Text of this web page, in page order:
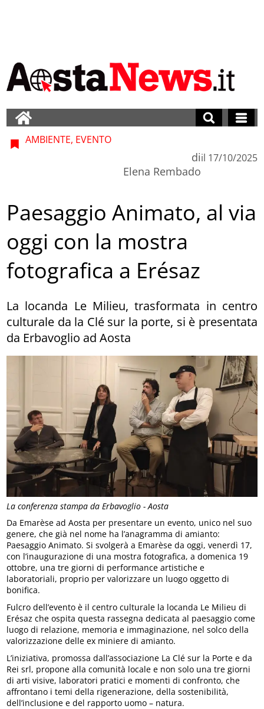
La conferenza stampa da Erbavoglio - Aosta
AMBIENTE, EVENTO
di
Elena Rembado
il 17/10/2025
Paesaggio Animato, al via
oggi con la mostra
fotografica a Erésaz
La locanda Le Milieu, trasformata in centro
culturale da la Clé sur la porte, si è presentata
da Erbavoglio ad Aosta
Da Emarèse ad Aosta per presentare un evento, unico nel suo
genere, che già nel nome ha l’anagramma di amianto:
Paesaggio Animato. Si svolgerà a Emarèse da oggi, venerdì 17,
con l’inaugurazione di una mostra fotografica, a domenica 19
ottobre, una tre giorni di performance artistiche e
laboratoriali, proprio per valorizzare un luogo oggetto di
bonifica.
Fulcro dell’evento è il centro culturale la locanda Le Milieu di
Erésaz che ospita questa rassegna dedicata al paesaggio come
luogo di relazione, memoria e immaginazione, nel solco della
valorizzazione delle ex miniere di amianto.
L’iniziativa, promossa dall’associazione La Clé sur la Porte e da
Rei srl, propone alla comunità locale e non solo una tre giorni
di arti visive, laboratori pratici e momenti di confronto, che
affrontano i temi della rigenerazione, della sostenibilità,
dell’inclusione e del rapporto uomo – natura.